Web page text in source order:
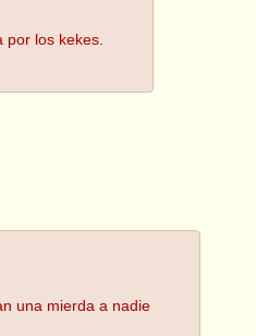
los kekes.
una mierda a nadie